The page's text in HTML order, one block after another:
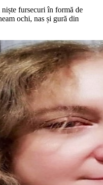
fursecuri în formă de
ochi, nas și gură din